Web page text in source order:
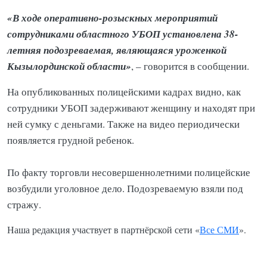
«В ходе оперативно-розыскных мероприятий
сотрудниками областного УБОП установлена 38-
летняя подозреваемая, являющаяся уроженкой
Кызылординской области», – говорится в сообщении.
На опубликованных полицейскими кадрах видно, как
сотрудники УБОП задерживают женщину и находят при
ней сумку с деньгами. Также на видео периодически
появляется грудной ребенок.
По факту торговли несовершеннолетними полицейские
возбудили уголовное дело. Подозреваемую взяли под
стражу.
Наша редакция участвует в партнёрской сети «Все СМИ».